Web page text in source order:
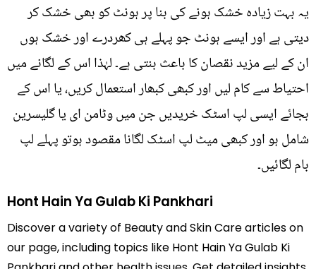
یہ بہت زیادہ خشک ہونے کی بنا پر ہونٹ کو بھی خشک کر
دیتی ہے اور ایسے ہونٹ جو پہلے ہی کھردرے اور خشک ہوں
ان کے لیے مزید نقصان کا باعث بنتی ہے۔ لہٰذا اس کے لگانے میں
احتیاط سے کام لیں اور کبھی کبھار استعمال کریں، یا اس کے
بجائے ایسی لپ اسٹک خریدیں جن میں وٹامن ای یا گلیسرین
شامل ہو اور کبھی میٹ لپ اسٹک لگانا مقصود ہوتو پہلے لپ
بام لگائیں۔
Hont Hain Ya Gulab Ki Pankhari
Discover a variety of Beauty and Skin Care articles on
our page, including topics like Hont Hain Ya Gulab Ki